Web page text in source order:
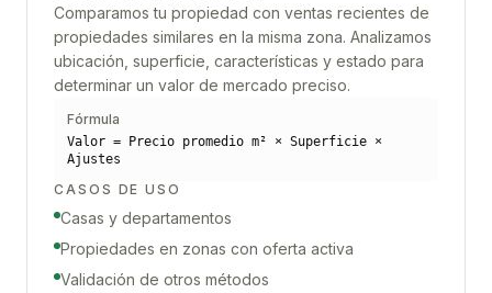
Comparamos tu propiedad con ventas recientes de
propiedades similares en la misma zona. Analizamos
ubicación, superficie, características y estado para
determinar un valor de mercado preciso.
Fórmula
Valor = Precio promedio m² × Superficie ×
Ajustes
CASOS DE USO
Casas y departamentos
Propiedades en zonas con oferta activa
Validación de otros métodos